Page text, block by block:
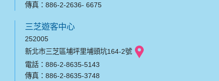
傳真：886-2-2636- 6675
三芝遊客中心
252005
新北市三芝區埔坪里埔頭坑164-2號
電話：886-2-8635-5143
傳真：886-2-8635-3748